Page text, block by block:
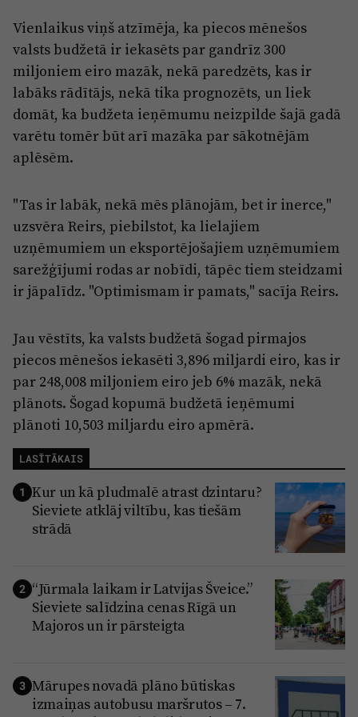
Jūrmala
Par laikrakstu
Privātuma politika
Ētikas kodekss
Lietošanas noteikumi
Vienlaikus viņš atzīmēja, ka piecos mēnešos
valsts budžetā ir iekasēts par gandrīz 300
miljoniem eiro mazāk, nekā paredzēts, kas ir
labāks rādītājs, nekā tika prognozēts, un liek
domāt, ka budžeta ieņēmumu neizpilde šajā gadā
varētu tomēr būt arī mazāka par sākotnējām
aplēsēm.
"Tas ir labāk, nekā mēs plānojām, bet ir inerce,"
uzsvēra Reirs, piebilstot, ka lielajiem
uzņēmumiem un eksportējošajiem uzņēmumiem
sarežģījumi rodas ar nobīdi, tāpēc tiem steidzami
ir jāpalīdz. "Optimismam ir pamats," sacīja Reirs.
Jau vēstīts, ka valsts budžetā šogad pirmajos
piecos mēnešos iekasēti 3,896 miljardi eiro, kas ir
par 248,008 miljoniem eiro jeb 6% mazāk, nekā
plānots. Šogad kopumā budžetā ieņēmumi
plānoti 10,503 miljardu eiro apmērā.
LASĪTĀKAIS
1 Kur un kā pludmalē atrast dzintaru?
Sieviete atklāj viltību, kas tiešām
strādā
2 “Jūrmala laikam ir Latvijas Šveice.”
Sieviete salīdzina cenas Rīgā un
Majoros un ir pārsteigta
3 Mārupes novadā plāno būtiskas
izmaiņas autobusu maršrutos – 7.